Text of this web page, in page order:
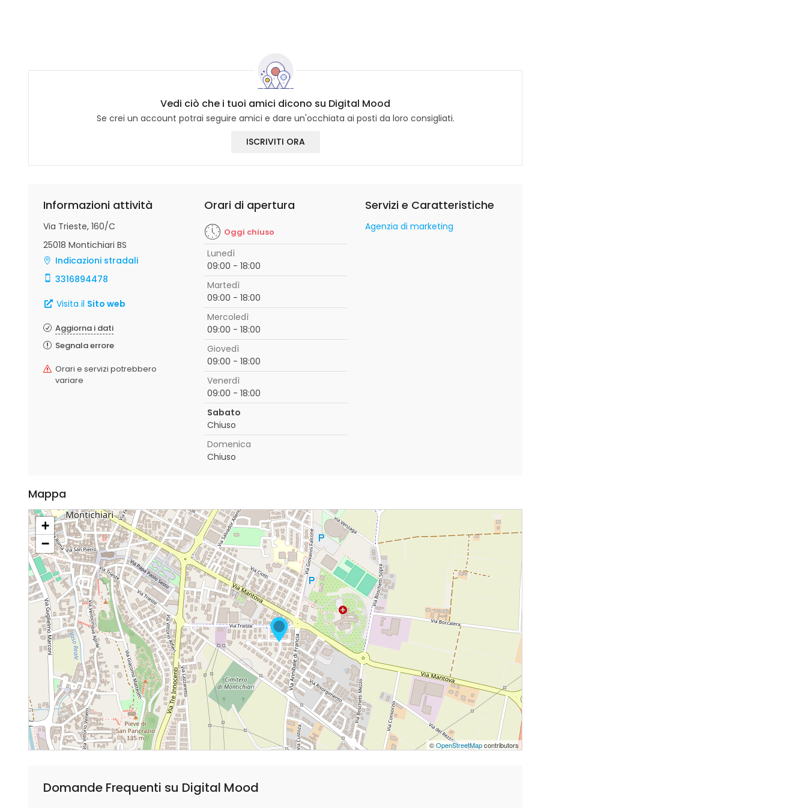
Vedi ciò che i tuoi amici dicono su Digital Mood
Se crei un account potrai seguire amici e dare un'occhiata ai posti da loro consigliati.
ISCRIVITI ORA
Informazioni attività
Via Trieste, 160/C
25018 Montichiari BS
Indicazioni stradali
3316894478
Visita il Sito web
Aggiorna i dati
Segnala errore
Orari e servizi potrebbero
variare
Orari di apertura
Oggi chiuso
Lunedì
09:00 - 18:00
Martedì
09:00 - 18:00
Mercoledì
09:00 - 18:00
Giovedì
09:00 - 18:00
Venerdì
09:00 - 18:00
Sabato
Chiuso
Domenica
Chiuso
Servizi e Caratteristiche
Agenzia di marketing
Mappa
+
−
©OpenStreetMapcontributors
Domande Frequenti su Digital Mood